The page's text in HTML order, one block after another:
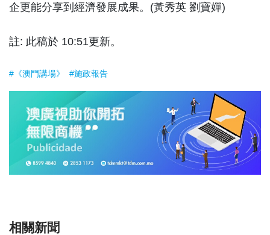
企更能分享到經濟發展成果。(黃秀英 劉寶嬋)
註: 此稿於 10:51更新。
#《澳門講場》 #施政報告
相關新聞